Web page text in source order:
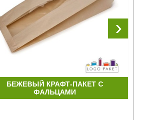
БЕЖЕВЫЙ КРАФТ-ПАКЕТ С
ФАЛЬЦАМИ
›